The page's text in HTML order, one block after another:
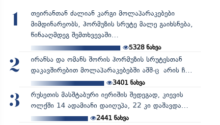
1
თეირანთან ძალიან კარგი მოლაპარაკებები
მიმდინარეობს, ჰორმუზის სრუტე მალე გაიხსნება,
წინააღმდეგ შემთხვევაში...
5328 ნახვა
2
ირანსა და ომანს შორის ჰორმუზის სრუტესთან
დაკავშირებით მოლაპარაკებებში აშშ-ც არის ჩ...
3401ნახვა
3
რუსეთის მასშტაბური იერიშის შედეგად, კიევის
ოლქში 14 ადამიანი დაიღუპა, 22 კი დაშავდა...
2441ნახვა